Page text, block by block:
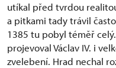
utíkal před tvrdou
a pitkami tady trávil
1385 tu pobyl téměř
projevoval Václav IV. i
zvelebení. Hrad nechal